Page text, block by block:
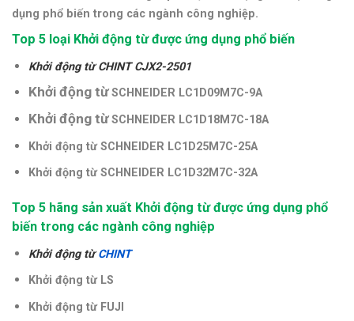
dụng phổ biến trong các ngành công nghiệp.
Top 5 loại Khởi động từ được ứng dụng phổ biến
Khởi động từ CHINT CJX2-2501
Khởi động từSCHNEIDER LC1D09M7C-9A
Khởi động từSCHNEIDER LC1D18M7C-18A
Khởi động từSCHNEIDER LC1D25M7C-25A
Khởi động từSCHNEIDER LC1D32M7C-32A
Top 5 hãng sản xuất Khởi động từ được ứng dụng phổ
biến trong các ngành công nghiệp
Khởi động từCHINT
Khởi động từ LS
Khởi động từ FUJI